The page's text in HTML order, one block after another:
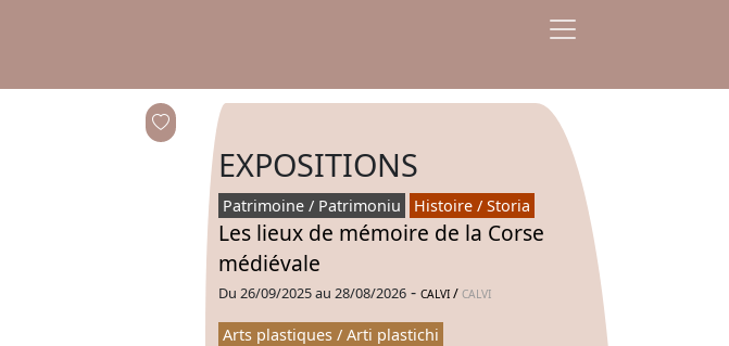
EXPOSITIONS
Patrimoine / Patrimoniu Histoire / Storia
Les lieux de mémoire de la Corse
médiévale
Du 26/09/2025 au 28/08/2026 - CALVI / CALVI
Arts plastiques / Arti plastichi